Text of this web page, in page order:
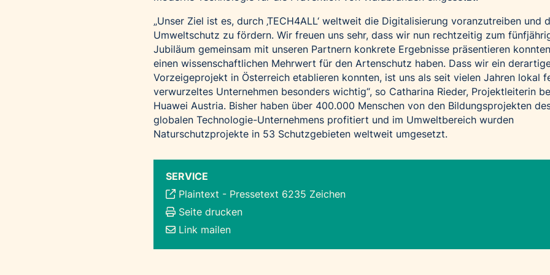
„Unser Ziel ist es, durch ‚TECH4ALL‘ weltweit die Digitalisierung voranzutreiben und
Umweltschutz zu fördern. Wir freuen uns sehr, dass wir nun rechtzeitig zum
Jubiläum gemeinsam mit unseren Partnern konkrete Ergebnisse präsentieren
einen wissenschaftlichen Mehrwert für den Artenschutz haben. Dass wir ein
Vorzeigeprojekt in Österreich etablieren konnten, ist uns als seit vielen Jahren lokal
verwurzeltes Unternehmen besonders wichtig“, so Catharina Rieder, Projektleiterin
Huawei Austria. Bisher haben über 400.000 Menschen von den Bildungsprojekten
globalen Technologie-Unternehmens profitiert und im Umweltbereich wurden
Naturschutzprojekte in 53 Schutzgebieten weltweit umgesetzt.
SERVICE
Plaintext - Pressetext 6235 Zeichen
Seite drucken
Link mailen